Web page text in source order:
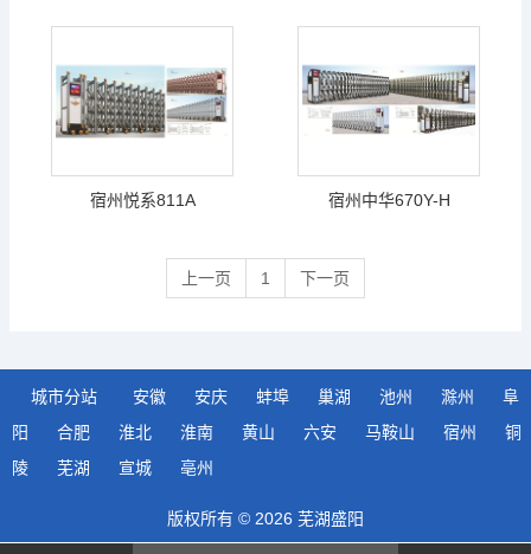
宿州悦系811A 宿州中华670Y-H
上一页 1 下一页
城市分站 安徽 安庆 蚌埠 巢湖 池州 滁州
阜
阳
合肥 淮北 淮南 黄山 六安 马鞍山 宿州
铜
陵
芜湖 宣城 亳州
版权所有 © 2026 芜湖盛阳